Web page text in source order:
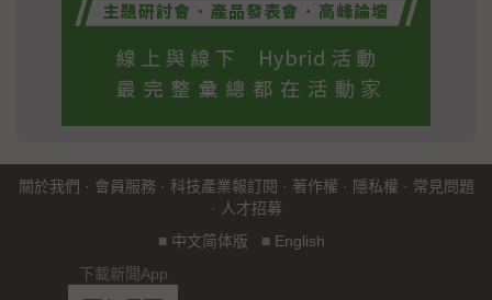
關於我們 · 會員服務 · 科技產業報訂閱 · 著作權 · 隱私權 · 常見問題
· 人才招募
■ 中文简体版 ■ English
下載新聞App